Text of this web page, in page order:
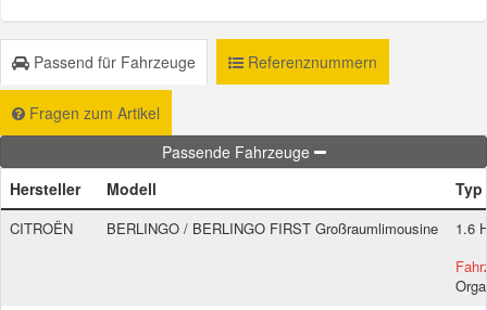
Passend für Fahrzeuge Referenznummern
Fragen zum Artikel
Passende Fahrzeuge
Hersteller
Modell Typ
CITROËN BERLINGO / BERLINGO FIRST Großraumlimousine
1.6
Mitsubishi Ersatzteile
Nissan Ersatzteile
Porsche Ersatzteile